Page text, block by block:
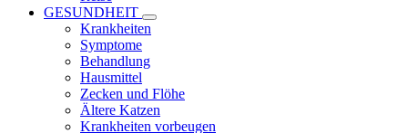
GESUNDHEIT
Krankheiten
Symptome
Behandlung
Hausmittel
Zecken und Flöhe
Ältere Katzen
Krankheiten vorbeugen